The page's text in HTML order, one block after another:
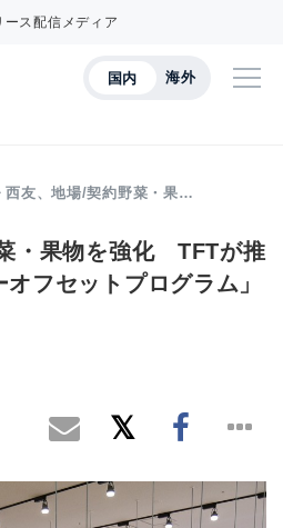
ス配信メディア
国内 海外
西友、地場/契約野菜・果…
・果物を強化 TFTが推
フセットプログラム」